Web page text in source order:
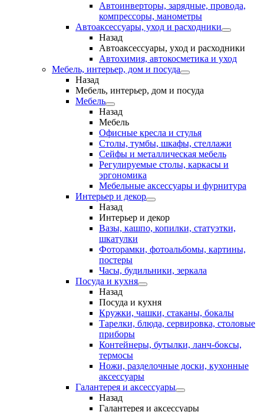
Автоинверторы, зарядные, провода,
компрессоры, манометры
Автоаксессуары, уход и расходники
Назад
Автоаксессуары, уход и расходники
Автохимия, автокосметика и уход
Мебель, интерьер, дом и посуда
Назад
Мебель, интерьер, дом и посуда
Мебель
Назад
Мебель
Офисные кресла и стулья
Столы, тумбы, шкафы, стеллажи
Сейфы и металлическая мебель
Регулируемые столы, каркасы и
эргономика
Мебельные аксессуары и фурнитура
Интерьер и декор
Назад
Интерьер и декор
Вазы, кашпо, копилки, статуэтки,
шкатулки
Фоторамки, фотоальбомы, картины,
постеры
Часы, будильники, зеркала
Посуда и кухня
Назад
Посуда и кухня
Кружки, чашки, стаканы, бокалы
Тарелки, блюда, сервировка, столовые
приборы
Контейнеры, бутылки, ланч-боксы,
термосы
Ножи, разделочные доски, кухонные
аксессуары
Галантерея и аксессуары
Назад
Галантерея и аксессуары